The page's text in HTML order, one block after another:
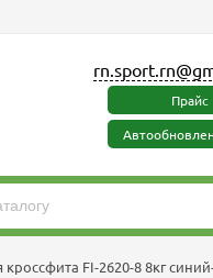
Прайс
FI-2620-8 8кг